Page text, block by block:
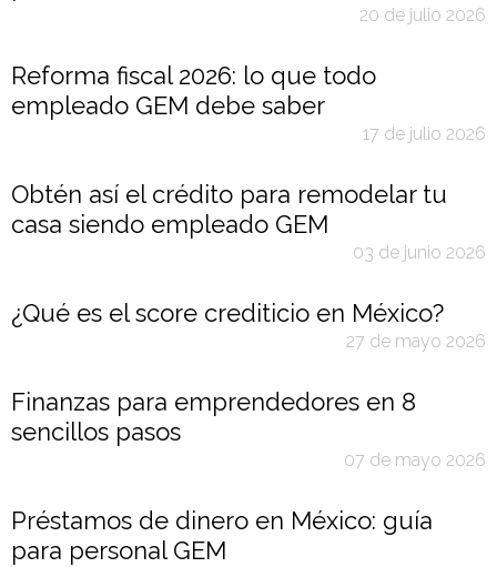
20 de julio 2026
Reforma fiscal 2026: lo que todo
empleado GEM debe saber
17 de julio 2026
Obtén así el crédito para remodelar tu
casa siendo empleado GEM
03 de junio 2026
¿Qué es el score crediticio en México?
27 de mayo 2026
Finanzas para emprendedores en 8
sencillos pasos
07 de mayo 2026
Préstamos de dinero en México: guía
para personal GEM